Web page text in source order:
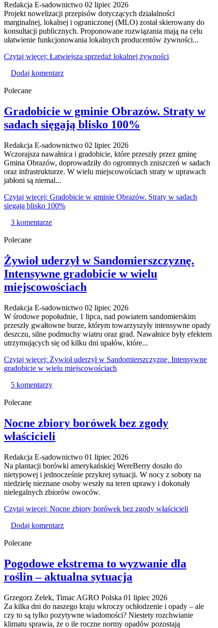
Redakcja E-sadownictwo 02 lipiec 2026
Projekt nowelizacji przepisów dotyczących działalności
marginalnej, lokalnej i ograniczonej (MLO) został skierowany do
konsultacji publicznych. Proponowane rozwiązania mają na celu
ułatwienie funkcjonowania lokalnych producentów żywności...
Czytaj więcej: Łatwiejsza sprzedaż lokalnej żywności
Dodaj komentarz
Polecane
Gradobicie w gminie Obrazów. Straty w
sadach sięgają blisko 100%
Redakcja E-sadownictwo 02 lipiec 2026
Wczorajsza nawałnica i gradobicie, które przeszły przez gminę
Gmina Obrazów, doprowadziły do ogromnych zniszczeń w sadach
oraz infrastrukturze. W wielu miejscowościach straty w uprawach
jabłoni są niemal...
Czytaj więcej: Gradobicie w gminie Obrazów. Straty w sadach
sięgają blisko 100%
3 komentarze
Polecane
Żywioł uderzył w Sandomierszczyznę.
Intensywne gradobicie w wielu
miejscowościach
Redakcja E-sadownictwo 02 lipiec 2026
W środowe popołudnie, 1 lipca, nad powiatem sandomierskim
przeszły gwałtowne burze, którym towarzyszyły intensywne opady
deszczu, silne podmuchy wiatru oraz grad. Nawałnice były efektem
utrzymujących się od kilku dni upałów, które...
Czytaj więcej: Żywioł uderzył w Sandomierszczyznę. Intensywne
gradobicie w wielu miejscowościach
5 komentarzy
Polecane
Nocne zbiory borówek bez zgody
właścicieli
Redakcja E-sadownictwo 01 lipiec 2026
Na plantacji borówki amerykańskiej WereBerry doszło do
nietypowej i jednocześnie przykrej sytuacji. W nocy z soboty na
niedzielę nieznane osoby weszły na teren uprawy i dokonały
nielegalnych zbiorów owoców.
Czytaj więcej: Nocne zbiory borówek bez zgody właścicieli
Dodaj komentarz
Polecane
Pogodowe ekstrema to wyzwanie dla
roślin – aktualna sytuacja
Grzegorz Zelek, Timac AGRO Polska 01 lipiec 2026
Za kilka dni do naszego kraju wkroczy ochłodzenie i opady – ale
czy to są tylko pozytywne wiadomości? Niestety rozchwianie
klimatu sprawia, że o ile roczne normy opadów pozostają